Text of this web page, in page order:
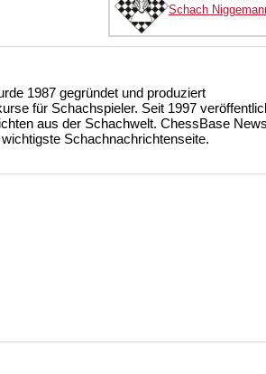
Schach
1987 gegründet und produziert
für Schachspieler. Seit 1997
aus der Schachwelt. ChessBase News
Schachnachrichtenseite.